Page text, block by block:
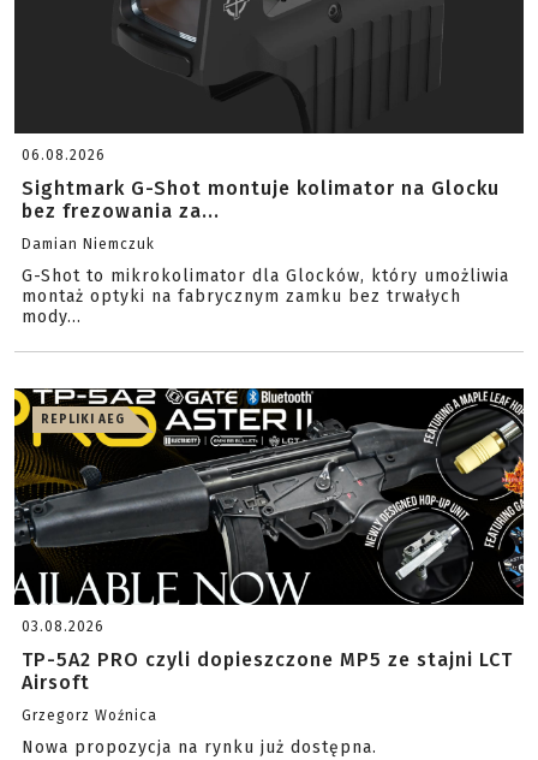
06.08.2026
Sightmark G-Shot montuje kolimator na Glocku
bez frezowania za...
Damian Niemczuk
G-Shot to mikrokolimator dla Glocków, który umożliwia
montaż optyki na fabrycznym zamku bez trwałych
mody...
REPLIKI AEG
03.08.2026
TP-5A2 PRO czyli dopieszczone MP5 ze stajni LCT
Airsoft
Grzegorz Woźnica
Nowa propozycja na rynku już dostępna.